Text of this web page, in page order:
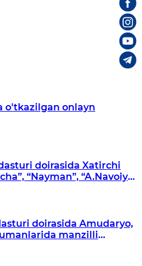
o'tkazilgan onlayn
doirasida Xatirchi
“Nayman”, “A.Navoiy”
doirasida Amudaryo,
manzilli